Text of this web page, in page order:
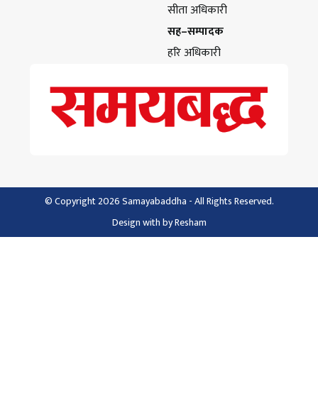
सीता अधिकारी
सह–सम्पादक
हरि अधिकारी
© Copyright 2026 Samayabaddha - All Rights Reserved.
Design withbyResham